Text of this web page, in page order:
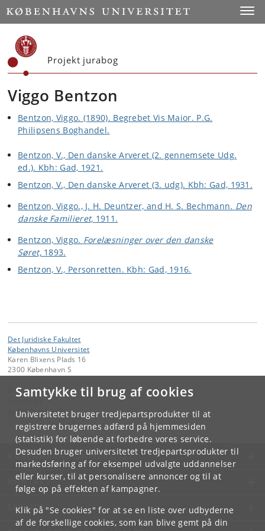
Samtykke til brug af cookies
Universitetet bruger tredjepartsprodukter til at
registrere brugernes adfærd på hjemmesiden
(statistik) for løbende at forbedre vores service.
Desuden bruger universitetet tredjepartsprodukter til
markedsføring af for eksempel udvalgte uddannelser
eller kurser, til at personalisere annoncer og til at
følge op på effekten af kampagner.
Klik på "Se cookies" for at se en liste over udbyderne
af de forskellige cookies, som kan blive gemt på din
Start
Projekt jurabog
Viggo Bentzon
Bentzon, Viggo. (1890). Begrebet Vis Maior. P.G.
Philipsens Boghandel.
Bentzon, V., Den danske Arveret (2. gennemsete Udg.
ed.). Kbh: Gad, 1921.
Bentzon, V., Den danske Arveret (3. udg). Kbh: Gad, 1931.
Bentzon, Viggo., J. H. Deuntzer, and H. S. Bechmann. Den
danske Familieret, 1911.
Bentzon, Viggo. Forelæsninger over den danske
Søret, 1893.
Bentzon, V., Personretten. Kbh: Gad, 1916.
Det Juridiske Fakultet
Københavns Universitet
Karen Blixens Plads 16
2300 København S
Kontakt:
jurfak @jur.ku.dk
KØBENHAVNS UNIVERSITET
KONTAKT
SERVICES